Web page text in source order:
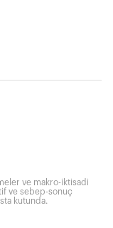
ve makro-iktisadi
ve sebep-sonuç
kutunda.